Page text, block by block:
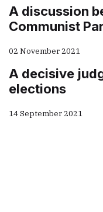
A discussion
Communist
02 November 2021
A decisive
elections
14 September 2021